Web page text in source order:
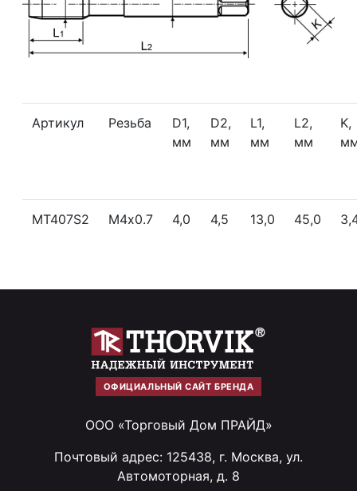
Артикул Резьба
D1,
мм
D2,
мм
L1,
мм
L2,
мм
K,
MT407S2 М4х0.7 4,0 4,5 13,0 45,0
ОФИЦИАЛЬНЫЙ САЙТ БРЕНДА
ООО «Торговый Дом ПРАЙД»
Почтовый адрес: 125438, г. Москва, ул.
Автомоторная, д. 8